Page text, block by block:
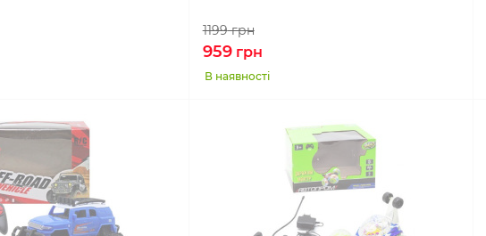
1199грн
959грн
В наявності